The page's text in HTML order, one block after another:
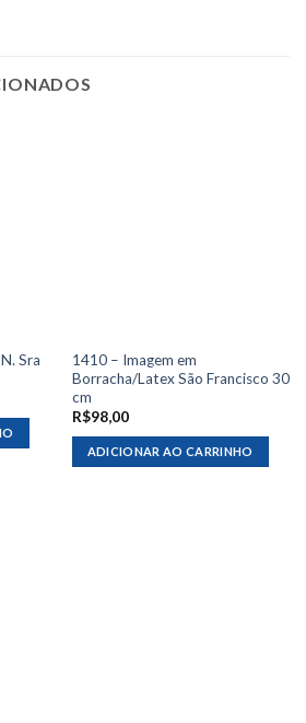
Sra
1410 – Imagem em
Borracha/Latex São Francisco 30
cm
R$98,00
ADICIONAR AO CARRINHO